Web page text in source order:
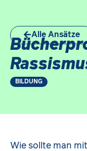
Alle Ansätze
BILDUNG
Wie sollte man